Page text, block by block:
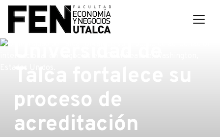
proceso de
acreditación